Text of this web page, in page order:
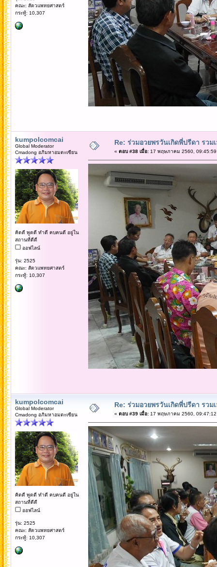
คณะ: สัตวแพทยศาสตร์
กระทู้: 10,307
kumpolcomcai
Global Moderator
Cmadong อภิมหาอมตะเซียน
คิดดี พูดดี ทำดี คบคนดี อยู่ใน
สถานที่ดีดี
ออฟไลน์
รุ่น: 2525
คณะ: สัตวแพทยศาสตร์
กระทู้: 10,307
Re: ร่วมอวยพรวันเกิดพี่ปรีดา รวม
« ตอบ #38 เมื่อ:17 พฤษภาคม 2560, 09:45:59
kumpolcomcai
Global Moderator
Cmadong อภิมหาอมตะเซียน
คิดดี พูดดี ทำดี คบคนดี อยู่ใน
สถานที่ดีดี
ออฟไลน์
รุ่น: 2525
คณะ: สัตวแพทยศาสตร์
กระทู้: 10,307
Re: ร่วมอวยพรวันเกิดพี่ปรีดา รวม
« ตอบ #39 เมื่อ:17 พฤษภาคม 2560, 09:47:12